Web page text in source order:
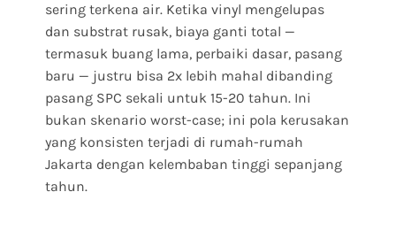
sering terkena air. Ketika vinyl mengelupas
dan substrat rusak, biaya ganti total —
termasuk buang lama, perbaiki dasar, pasang
baru — justru bisa 2x lebih mahal dibanding
pasang SPC sekali untuk 15-20 tahun. Ini
bukan skenario worst-case; ini pola kerusakan
yang konsisten terjadi di rumah-rumah
Jakarta dengan kelembaban tinggi sepanjang
tahun.